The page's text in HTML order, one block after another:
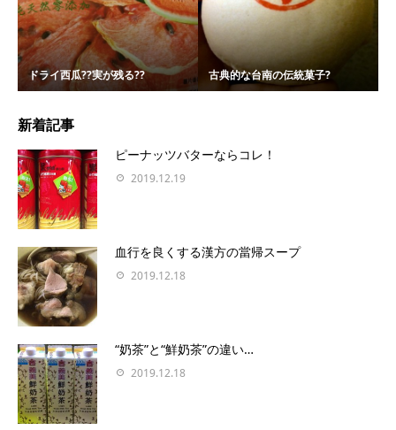
ドライ西瓜??実が残る?? 古典的な台南の伝統菓子?
新着記事
ピーナッツバターならコレ！
2019.12.19
血行を良くする漢方の當帰スープ
2019.12.18
“奶茶”と“鮮奶茶”の違い…
2019.12.18